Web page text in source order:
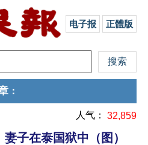
电子报 正體版
：
人气： 32,859
子在泰国狱中（图）